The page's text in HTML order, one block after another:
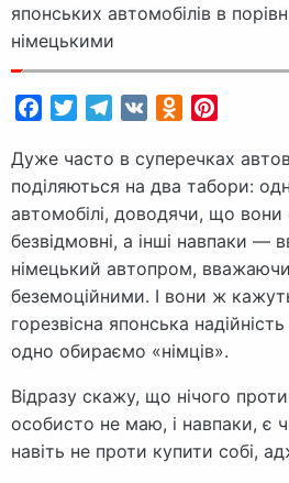
японських автомобілів в
німецькими
FacebookTwitterTelegram
VK Odnoklassniki
Дуже часто в суперечках
поділяються на два табори:
автомобілі, доводячи, що вони
безвідмовні, а інші навпаки —
німецький автопром,
беземоційними. І вони ж
горезвісна японська
одно обираємо «німців».
Відразу скажу, що нічого
особисто не маю, і навпаки, є
навіть не проти купити собі,